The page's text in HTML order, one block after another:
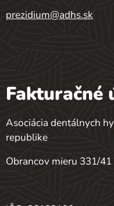
prezidium@adhs.sk
Fakturačné
Asociácia dentálnych
republike
Obrancov mieru 331/